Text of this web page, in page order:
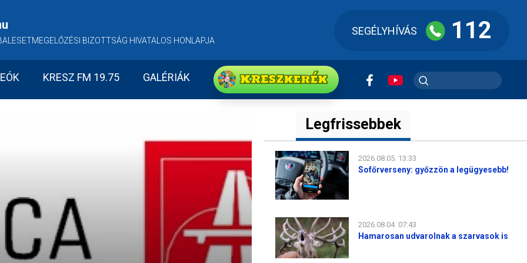
BIZOTTSÁG HIVATALOS HONLAPJA
SEGÉLYHÍVÁS 112
KRESZ FM 19.75 GALÉRIÁK KRESZkerék
Legfrissebbek
2026.08.05. 13:33
Sofőrverseny: győzzön a legügyesebb!
2026.08.04. 07:43
Hamarosan udvarolnak a szarvasok is